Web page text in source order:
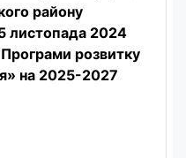
району
листопада 2024
розвитку
на 2025-2027